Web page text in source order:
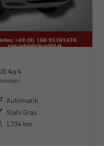
4x4
Automatik
Stahl Grau
Kilometerstand 1.734 km